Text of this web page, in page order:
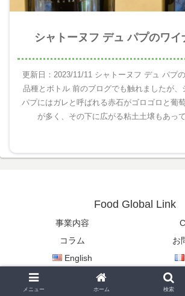
シャトーヌフ デュ パプのワイ
更新日：2023/11/11 シャトーヌフ デュ パプ
品種とボトル 前のブログでも触れましたが、
パプにはガレと呼ばれる赤石がゴロゴロと葡
が多く、その下に広がる粘土土壌もあっ
Food Global Link
事業内容
コラム
お
English
Copyright © 2022-2026 Food Global Link
メニュー ホーム 検索